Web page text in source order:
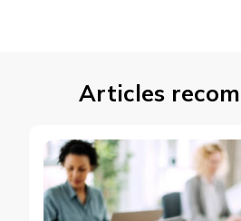
Articles